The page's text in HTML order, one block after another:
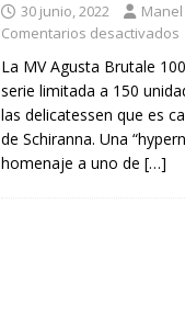
30 junio, 2022
Comentarios desactivados
La MV Agusta Brutale
serie limitada a 150
las delicatessen que es
de Schiranna. Una
homenaje a uno de […]